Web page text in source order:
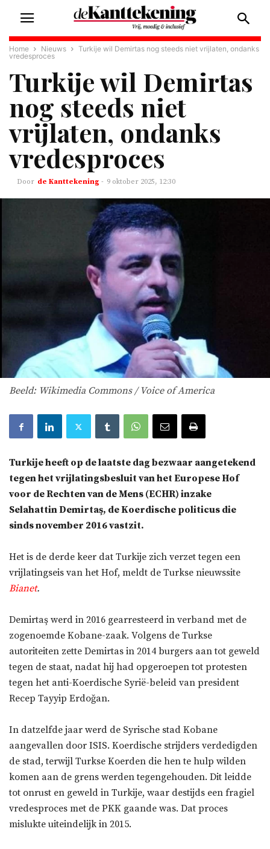
Home Nieuws
Turkije wil Demirtas nog steeds niet vrijlaten, ondanks
vredesproces
Turkije wil Demirtas
nog steeds niet
vrijlaten, ondanks
vredesproces
de Kanttekening - 9 oktober 2025, 12:30
Beeld: Wikimedia Commons / Voice of America
Turkije heeft op de laatste dag bezwaar aangetekend
tegen het vrijlatingsbesluit van het Europese Hof
voor de Rechten van de Mens (ECHR) inzake
Selahattin Demirtaş, de Koerdische politicus die
sinds november 2016 vastzit.
Het is de derde keer dat Turkije zich verzet tegen een
vrijlatingseis van het Hof, meldt de Turkse nieuwssite
Bianet.
Demirtaş werd in 2016 gearresteerd in verband met de
zogenoemde Kobane-zaak. Volgens de Turkse
autoriteiten zette Demirtas in 2014 burgers aan tot geweld
tegen de staat, nadat hij had opgeroepen tot protesten
tegen het anti-Koerdische Syrië-beleid van president
Recep Tayyip Erdoğan.
In datzelfde jaar werd de Syrische stad Kobane
aangevallen door ISIS. Koerdische strijders verdedigden
de stad, terwijl Turkse Koerden die hen te hulp wilden
komen aan de grens werden tegengehouden. Dit leidde
tot onrust en geweld in Turkije, waar destijds een fragiel
vredesproces met de PKK gaande was. Dat proces
mislukte uiteindelijk in 2015.